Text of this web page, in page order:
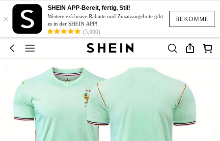
BEKOMME
×
SHEIN APP-Bereit, fertig, Stil!
Weitere exklusive Rabatte und Zusatzangebote gibt
es in der SHEIN APP!
(5,000)